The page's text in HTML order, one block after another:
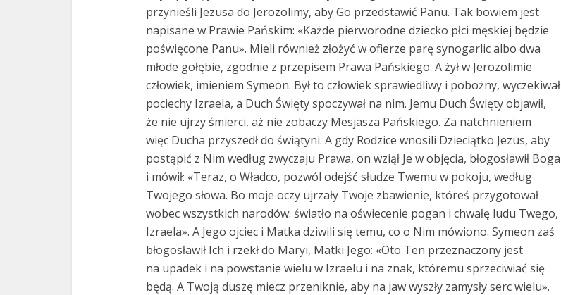
przynieśli Jezusa do Jerozolimy, aby Go przedstawić Panu. Tak bowiem jest
napisane w Prawie Pańskim: «Każde pierworodne dziecko płci męskiej będzie
poświęcone Panu». Mieli również złożyć w ofierze parę synogarlic albo dwa
młode gołębie, zgodnie z przepisem Prawa Pańskiego. A żył w Jerozolimie
człowiek, imieniem Symeon. Był to człowiek sprawiedliwy i pobożny, wyczekiwał
pociechy Izraela, a Duch Święty spoczywał na nim. Jemu Duch Święty objawił,
że nie ujrzy śmierci, aż nie zobaczy Mesjasza Pańskiego. Za natchnieniem
więc Ducha przyszedł do świątyni. A gdy Rodzice wnosili Dzieciątko Jezus, aby
postąpić z Nim według zwyczaju Prawa, on wziął Je w objęcia, błogosławił Boga
i mówił: «Teraz, o Władco, pozwól odejść słudze Twemu w pokoju, według
Twojego słowa. Bo moje oczy ujrzały Twoje zbawienie, któreś przygotował
wobec wszystkich narodów: światło na oświecenie pogan i chwałę ludu Twego,
Izraela». A Jego ojciec i Matka dziwili się temu, co o Nim mówiono. Symeon zaś
błogosławił Ich i rzekł do Maryi, Matki Jego: «Oto Ten przeznaczony jest
na upadek i na powstanie wielu w Izraelu i na znak, któremu sprzeciwiać się
będą. A Twoją duszę miecz przeniknie, aby na jaw wyszły zamysły serc wielu».